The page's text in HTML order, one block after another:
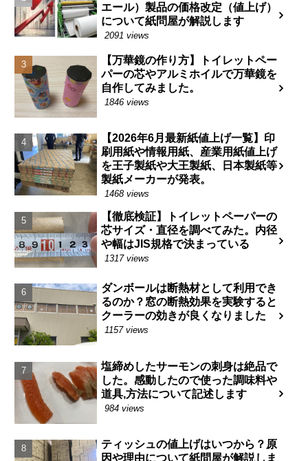
エール）製品の価格改定（値上げ）
について紙問屋が解説します
2091 views
【万華鏡の作り方】トイレットペー
パーの芯やアルミホイルで万華鏡を
自作してみました。
1846 views
【2026年6月最新紙値上げ一覧】印
刷用紙や情報用紙、産業用紙値上げ
を王子製紙や大王製紙、日本製紙等
製紙メーカーが発表。
1468 views
【徹底検証】トイレットペーパーの
芯サイズ・直径を調べてみた。内径
や幅はJIS規格で決まっている
1317 views
ダンボールは断熱材として利用でき
るのか？窓の断熱効果を実験すると
クーラーの効きが良くなりました
1157 views
塩締めしたサーモンの刺身は絶品で
した。感動したので使った調味料や
道具,方法について記述します
984 views
ティッシュの値上げはいつから？原
因や理由について紙問屋が解説しま